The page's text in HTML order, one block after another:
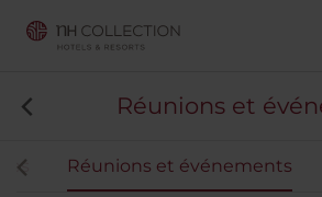
Réunions et
Réunions et événements